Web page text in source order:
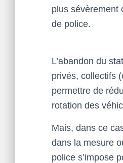
plus sévèrement
de police.
L’abandon du
privés, collectifs
permettre de
rotation des
Mais, dans ce
dans la mesure
police s’impose